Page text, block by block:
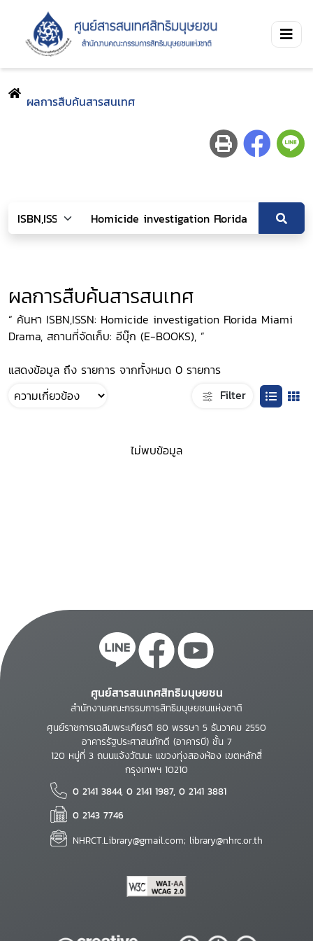
ผลการสืบค้นสารสนเทศ
ผลการสืบค้นสารสนเทศ
“ ค้นหา ISBN,ISSN: Homicide investigation Florida Miami
Drama, สถานที่จัดเก็บ: อีบุ๊ก (E-BOOKS), ”
แสดงข้อมูล ถึง รายการ จากทั้งหมด 0 รายการ
Filter
ไม่พบข้อมูล
ศูนย์สารสนเทศสิทธิมนุษยชน
สำนักงานคณะกรรมการสิทธิมนุษยชนแห่งชาติ
ศูนย์ราชการเฉลิมพระเกียรติ 80 พรรษา 5 ธันวาคม 2550
อาคารรัฐประศาสนภักดี (อาคารบี) ชั้น 7
120 หมู่ที่ 3 ถนนแจ้งวัฒนะ แขวงทุ่งสองห้อง เขตหลักสี่
กรุงเทพฯ 10210
0 2141 3844, 0 2141 1987, 0 2141 3881
0 2143 7746
NHRCT.Library@gmail.com; library@nhrc.or.th